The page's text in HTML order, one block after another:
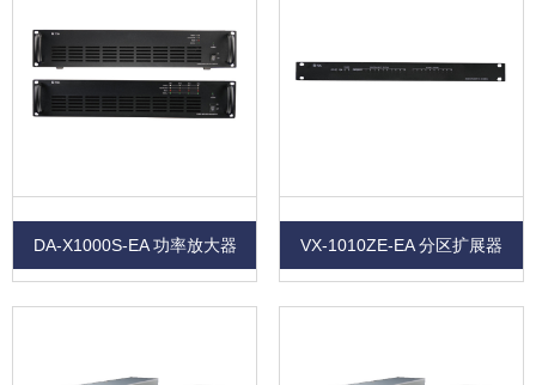
DA-X1000S-EA 功率放大器 VX-1010ZE-EA 分区扩展器